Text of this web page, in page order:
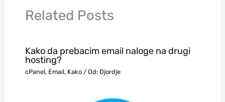
Related Posts
Kako da prebacim email naloge na drugi
hosting?
cPanel, Email, Kako/ Od: Djordje